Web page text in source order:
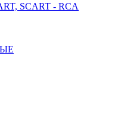
SCART - RCA